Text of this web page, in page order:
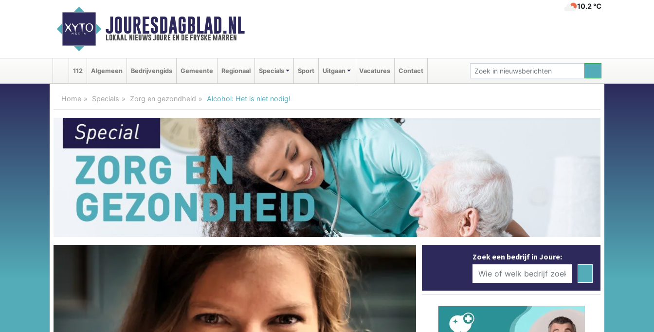
JOURESDAGBLAD.NL
lokaal nieuws joure en de fryske marren
10.2 ℃
112 Algemeen Bedrijvengids Gemeente Regionaal Specials Sport Uitgaan Vacatures Contact
Home Specials Zorg en gezondheid Alcohol: Het is niet nodig!
Zoek een bedrijf in Joure: